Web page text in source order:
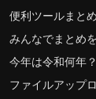
便利ツールまと
みんなでまとめ
今年は令和何年？
ファイルアップ